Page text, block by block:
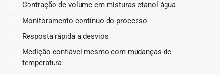
Contração de volume em misturas etanol-água
Monitoramento contínuo do processo
Resposta rápida a desvios
Medição confiável mesmo com mudanças de
temperatura